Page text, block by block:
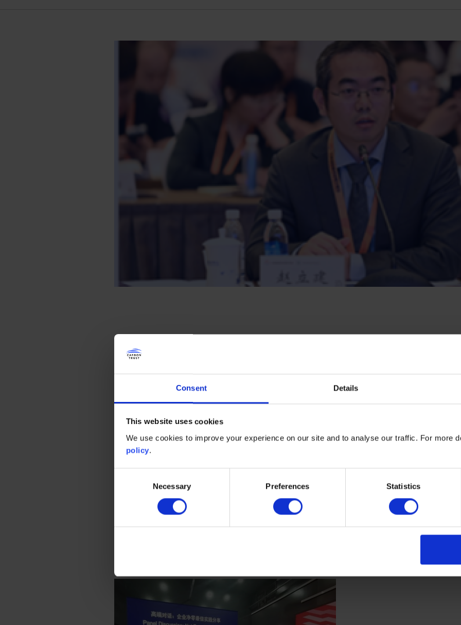
Consent Details
This website uses cookies
We use cookies to improve your experience on our site and to analyse our traffic. For more
policy.
Necessary Preferences Statistics
下面为观点分享的内容：
近年来，随着越来越多围绕着“碳足迹”相关的法规出台，给市场设定了更高的标准与要求。比如
碳边境调节机制（CBAM）、电池法案等，强制要求钢铁、铝等高耗能产品，以及电池产品的碳
2. 企业的“全价值链碳减排”
中。这一要求意味着国内企业应尽更积极主动的采取措施、如开展碳盘查、产品碳足迹、设定
行碳信息披露等
，从而保证企业在碳方面拥有足够的竞争力，可与客户一起进行全价值链的减排
碳信托进行主旨演讲—转型金融支持企业零碳转型
9月4日，碳信托还受邀出席了一场在服贸会上由英国商业贸易部举办的聚焦绿色金融、零碳建
论坛活动。碳信托中国总裁赵立建以主题为“以转型金融支持企业零碳转型”进行了主旨演讲。